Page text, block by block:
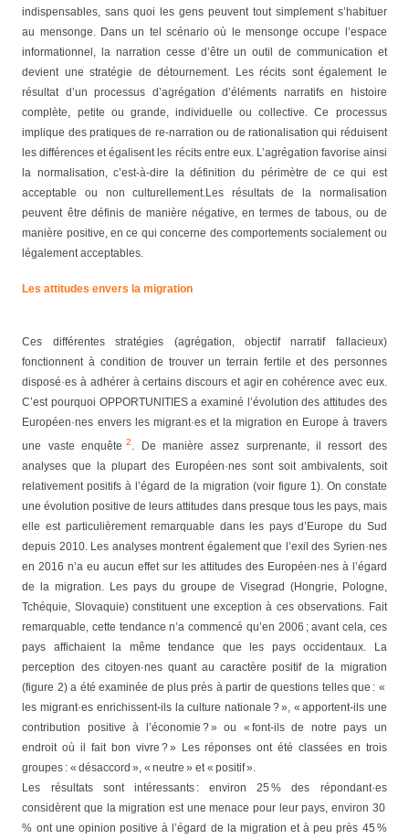
indispensables, sans quoi les gens peuvent tout simplement s’habituer
au mensonge. Dans un tel scénario où le mensonge occupe l’espace
informationnel, la narration cesse d’être un outil de communication et
devient une stratégie de détournement. Les récits sont également le
résultat d’un processus d’agrégation d’éléments narratifs en histoire
complète, petite ou grande, individuelle ou collective.Ce processus
implique des pratiques de re-narration ou de rationalisation qui réduisent
les différences et égalisent les récits entre eux. L’agrégation favorise ainsi
la normalisation, c’est-à-dire la définition du périmètre de ce qui est
acceptable ou non culturellement. Les résultats de la normalisation
peuvent être définis de manière négative, en termes de tabous, ou de
manière positive, en ce qui concerne des comportements socialement ou
légalement acceptables.
Les attitudes envers la migration
Ces différentes stratégies (agrégation, objectif narratif fallacieux)
fonctionnent à condition de trouver un terrain fertile et des personnes
disposé·es à adhérer à certains discours et agir en cohérence avec eux.
C’est pourquoi OPPORTUNITIES a examiné l’évolution des attitudes des
Européen·nes envers les migrant·es et la migration en Europe à travers
une vaste enquête2
De manière assez surprenante, il ressort des
analyses que la plupart des Européen·nes sont soit ambivalents, soit
relativement positifs à l’égard de la migration (voir figure 1). On constate
une évolution positive de leurs attitudes dans presque tous les pays, mais
elle est particulièrement remarquable dans les pays d’Europe du Sud
depuis 2010. Les analyses montrent également que l’exil des Syrien·nes
en 2016 n’a eu aucun effet sur les attitudes des Européen·nes à l’égard
de la migration. Les pays du groupe de Visegrad (Hongrie, Pologne,
Tchéquie, Slovaquie) constituent une exception à ces observations. Fait
remarquable, cette tendance n’a commencé qu’en 2006 ; avant cela, ces
pays affichaient la même tendance que les pays occidentaux.
La
perception des citoyen·nes quant au caractère positif de la migration
(figure 2) a été examinée de plus près à partir de questions telles que : «
les migrant·es enrichissent-ils la culture nationale ? », « apportent-ils une
contribution positive à l’économie ? » ou « font-ils de notre pays un
endroit où il fait bon vivre ? » Les réponses ont été classées en trois
groupes : « désaccord », « neutre » et « positif ».
Les résultats sont intéressants : environ 25 % des répondant·es
considèrent que la migration est une menace pour leur pays, environ 30
% ont une opinion positive à l’égard de la migration et à peu près 45 %